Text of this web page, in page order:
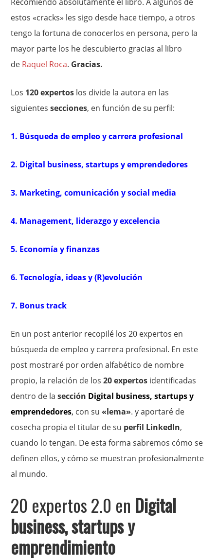
estos «cracks» les sigo desde hace tiempo, a otros
tengo la fortuna de conocerlos en persona, pero la
mayor parte los he descubierto gracias al libro
de Raquel Roca. Gracias.
Los 120 expertos los divide la autora en las
siguientessecciones, en función de su perfil:
1. Búsqueda de empleo y carrera profesional
2. Digital business, startups y emprendedores
3. Marketing, comunicación y social media
4. Management, liderazgo y excelencia
5. Economía y finanzas
6. Tecnología, ideas y (R)evolución
7. Bonus track
En un post anterior recopilé los 20 expertos en
búsqueda de empleo y carrera profesional. En este
post mostraré por orden alfabético de nombre
propio, la relación de los20 expertos identificadas
dentro de lasección Digital business, startups y
emprendedores, con su«lema». y aportaré de
cosecha propia el titular de su perfil LinkedIn,
cuando lo tengan. De esta forma sabremos cómo se
definen ellos, y cómo se muestran profesionalmente
al mundo.
20 expertos 2.0 en Digital
business, startups y
emprendimiento